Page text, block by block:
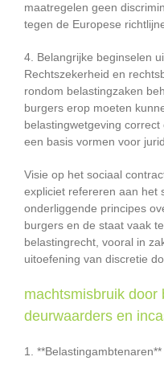
maatregelen geen
tegen de Europese
4. Belangrijke beginselen
Rechtszekerheid en
rondom belastingzaken
burgers erop moeten
belastingwetgeving
een basis vormen voor
Visie op het sociaal
expliciet refereren aan het
onderliggende principes
burgers en de staat vaak
belastingrecht, vooral in
uitoefening van discretie
machtsmisbruik door
deurwaarders en
1. **Belastingambtenaren**